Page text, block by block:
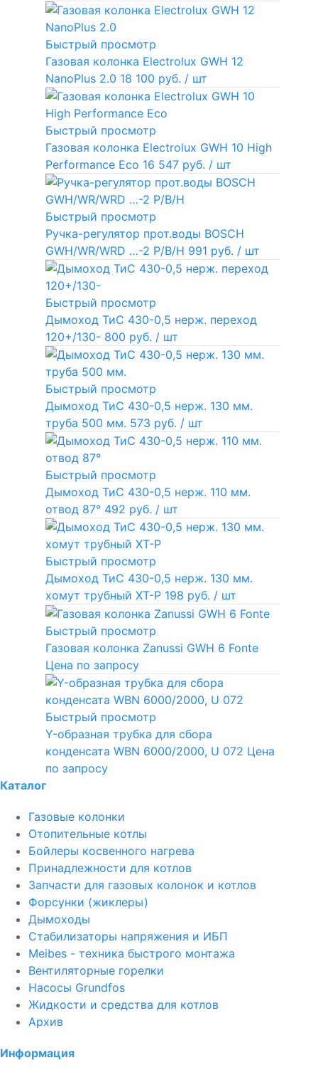
Быстрый просмотр
Газовая колонка Electrolux GWH 12
NanoPlus 2.0 18 100 руб. / шт
Быстрый просмотр
Газовая колонка Electrolux GWH 10 High
Performance Eco 16 547 руб. / шт
Быстрый просмотр
Ручка-регулятор прот.воды BOSCH
GWH/WR/WRD …-2 P/B/H 991 руб. / шт
Быстрый просмотр
Дымоход ТиС 430-0,5 нерж. переход
120+/130- 800 руб. / шт
Быстрый просмотр
Дымоход ТиС 430-0,5 нерж. 130 мм.
труба 500 мм. 573 руб. / шт
Быстрый просмотр
Дымоход ТиС 430-0,5 нерж. 110 мм.
отвод 87° 492 руб. / шт
Быстрый просмотр
Дымоход ТиС 430-0,5 нерж. 130 мм.
хомут трубный ХТ-Р 198 руб. / шт
Быстрый просмотр
Газовая колонка Zanussi GWH 6 Fonte
Цена по запросу
Быстрый просмотр
Y-образная трубка для сбора
конденсата WBN 6000/2000, U 072 Цена
по запросу
Каталог
Газовые колонки
Отопительные котлы
Бойлеры косвенного нагрева
Принадлежности для котлов
Запчасти для газовых колонок и котлов
Форсунки (жиклеры)
Дымоходы
Стабилизаторы напряжения и ИБП
Meibes - техника быстрого монтажа
Вентиляторные горелки
Насосы Grundfos
Жидкости и средства для котлов
Архив
Информация